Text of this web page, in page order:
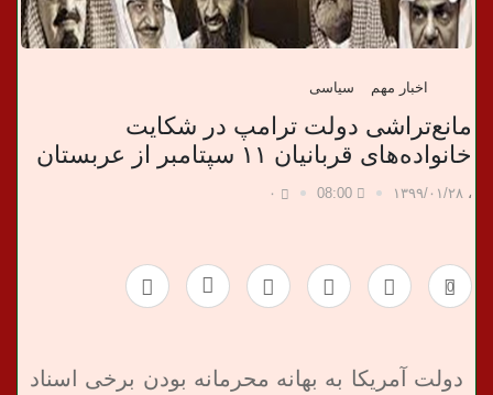
ب
ی
اخبار مهم سیاسی
مانع‌تراشی دولت ترامپ در شکایت
خانواده‌های قربانیان ۱۱ سپتامبر از عربستان
، ۱۳۹۹/۰۱/۲۸ 08:00 ۰
0
دولت آمریکا به بهانه محرمانه بودن برخی اسناد